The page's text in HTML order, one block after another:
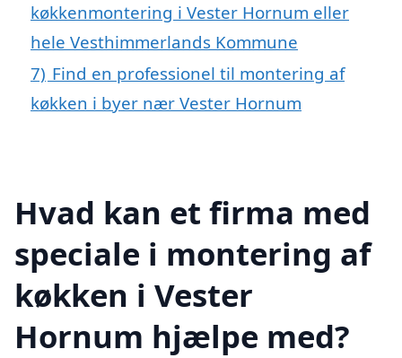
køkkenmontering i Vester Hornum eller
hele Vesthimmerlands Kommune
7) Find en professionel til montering af
køkken i byer nær Vester Hornum
Hvad kan et firma med
speciale i montering af
køkken i Vester
Hornum hjælpe med?